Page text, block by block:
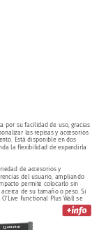
por su facilidad de uso, gracias
las repisas y accesorios
Está disponible en dos
la flexibilidad de expandirla
de accesorios y
del usuario, ampliando
permite colocarlo sin
acerca de su tamaño o peso. Si
O’Live Functional Plus Wall se